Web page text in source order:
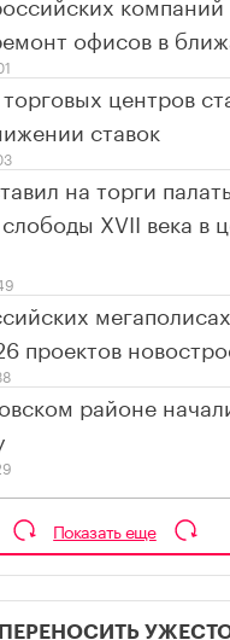
офисов в
центров
ставок
на торги
XVII века в
мегаполисах
проектов
районе
Показать еще